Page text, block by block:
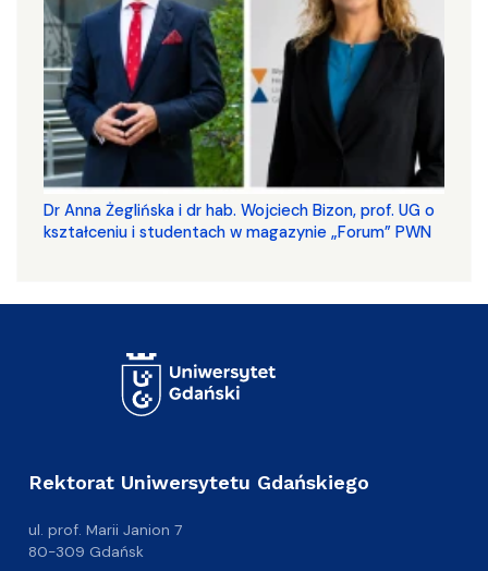
​​​​​​​Dr Anna Żeglińska i dr hab. Wojciech Bizon, prof. UG o
kształceniu i studentach w magazynie „Forum” PWN
Rektorat Uniwersytetu Gdańskiego
ul. prof. Marii Janion 7
80-309 Gdańsk